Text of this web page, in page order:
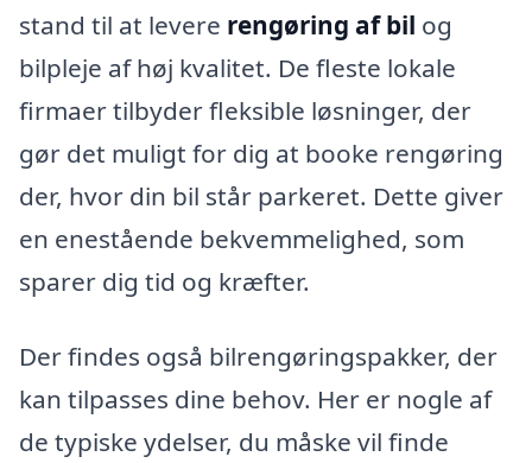
stand til at levere rengøring af bil og
bilpleje af høj kvalitet. De fleste lokale
firmaer tilbyder fleksible løsninger, der
gør det muligt for dig at booke rengøring
der, hvor din bil står parkeret. Dette giver
en enestående bekvemmelighed, som
sparer dig tid og kræfter.
Der findes også bilrengøringspakker, der
kan tilpasses dine behov. Her er nogle af
de typiske ydelser, du måske vil finde